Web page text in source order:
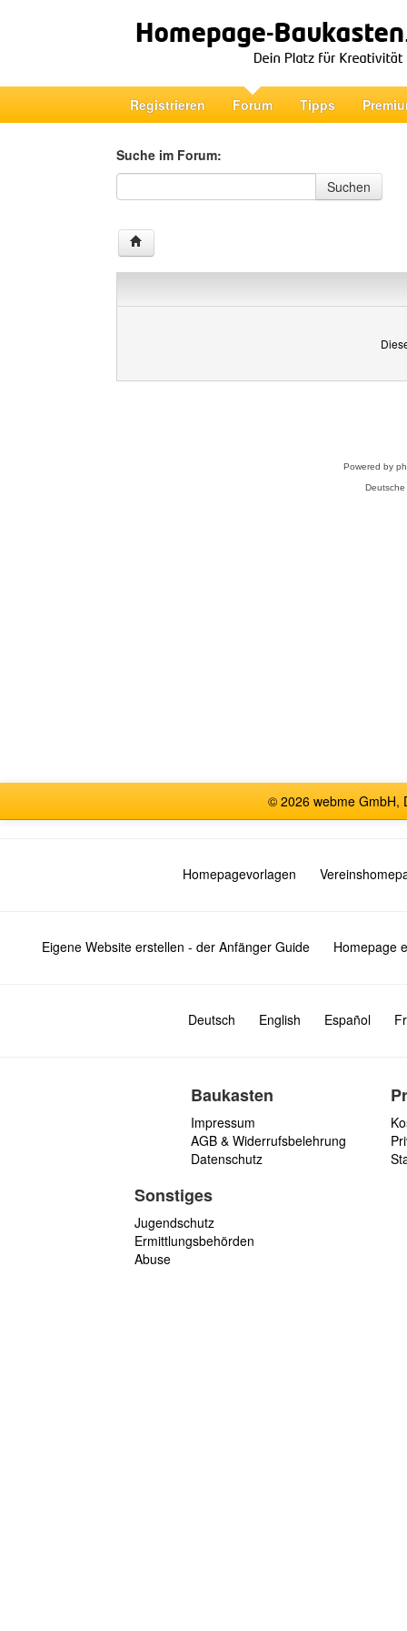
Registrieren Forum Tipps
Suche im Forum:
Suche im Forum
Suchen
Powered by
© 2026 webme GmbH,
Homepagevorlagen
Eigene Website erstellen - der Anfänger Guide Homepage
Deutsch English Español
Baukasten
Impressum
AGB & Widerrufsbelehrung
Datenschutz
Sonstiges
Jugendschutz
Ermittlungsbehörden
Abuse